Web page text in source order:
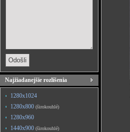
Najžiadanejšie rozlíšenia
1280x1024
1280x800 (širokouhlé)
1280x960
1440x900 (širokouhlé)